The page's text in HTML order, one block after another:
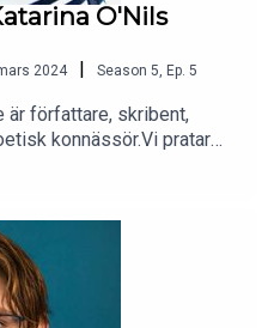
O'Nils
2024 Season 5, Ep. 5
är författare, skribent,
konnässör.Vi pratar
lätt och vilken som är
och förebilder
vi om jobbet på
barnbok.